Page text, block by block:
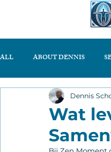
ALL ABOUT DENNIS
Wat
Dennis